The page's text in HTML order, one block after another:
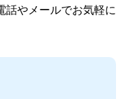
話やメールでお気軽に